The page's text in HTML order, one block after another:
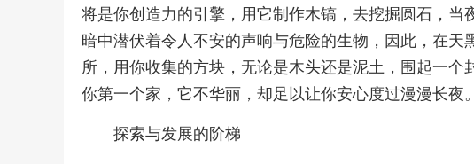
将是你创造力的引擎，用它制作木镐，去挖掘圆石，
暗中潜伏着令人不安的声响与危险的生物，因此，在
所，用你收集的方块，无论是木头还是泥土，围起一
你第一个家，它不华丽，却足以让你安心度过漫漫长夜。
探索与发展的阶梯